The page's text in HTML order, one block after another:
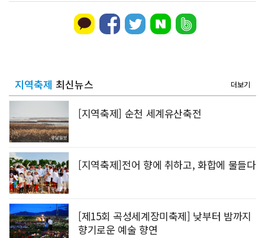
지역축제 최신뉴스 더보기
[지역축제] 순천 세계유산축전
[지역축제]전어 향에 취하고, 화합에 물들다
[제15회 곡성세계장미축제] 낮부터 밤까지
향기로운 예술 향연